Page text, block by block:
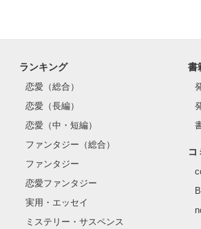
ランキング
恋愛（総合）
恋愛（長編）
恋愛（中・短編）
ファンタジー（総合）
ファンタジー
恋愛ファンタジー
実用・エッセイ
ミステリー・サスペンス
書
コ